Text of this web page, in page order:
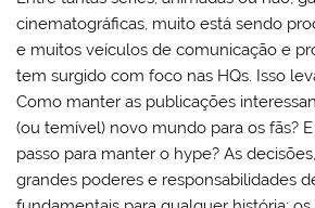
cinematográficas, muito está sendo
e muitos veículos de comunicação e
tem surgido com foco nas HQs. Isso
Como manter as publicações
(ou temível) novo mundo para os fãs?
passo para manter o hype? As
grandes poderes e responsabilidades